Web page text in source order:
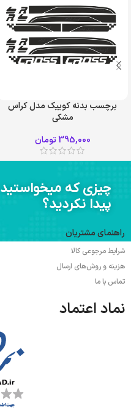
برچسب بدنه کوییک مدل کراس
مشکی
395,000 تومان
چیزی که میخواستید
پیدا نکردید؟
راهنمای مشتریان
شرایط مرجوعی کالا
هزینه و روش‌های ارسال
تماس با ما
نماد اعتماد